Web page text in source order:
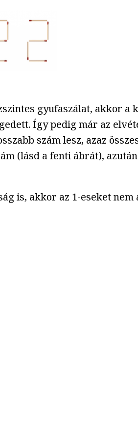
gyufaszálat, akkor
Így pedig már az
szám lesz, azaz
(lásd a fenti ábrát),
is, akkor az 1-eseket